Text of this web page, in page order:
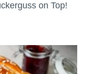
on Top!